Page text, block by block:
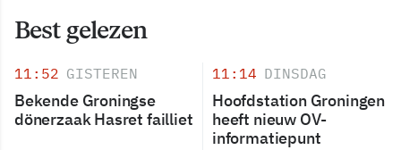
Best gelezen
11:52 GISTEREN
Bekende Groningse
dönerzaak Hasret failliet
11:14 DINSDAG
Hoofdstation Groningen
heeft nieuw OV-
informatiepunt